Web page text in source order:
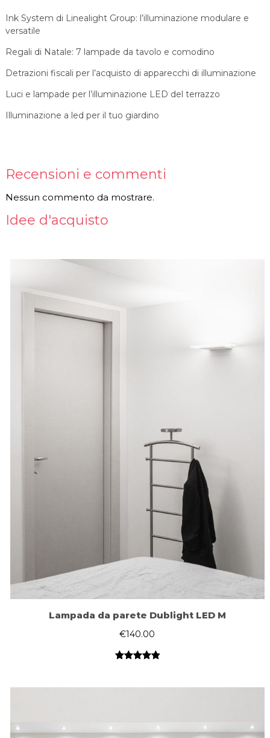
Ink System di Linealight Group: l’illuminazione modulare e
versatile
Regali di Natale: 7 lampade da tavolo e comodino
Detrazioni fiscali per l’acquisto di apparecchi di illuminazione
Luci e lampade per l’illuminazione LED del terrazzo
Illuminazione a led per il tuo giardino
Recensioni e commenti
Nessun commento da mostrare.
Idee d'acquisto
Lampada da parete Dublight LED M
€140.00